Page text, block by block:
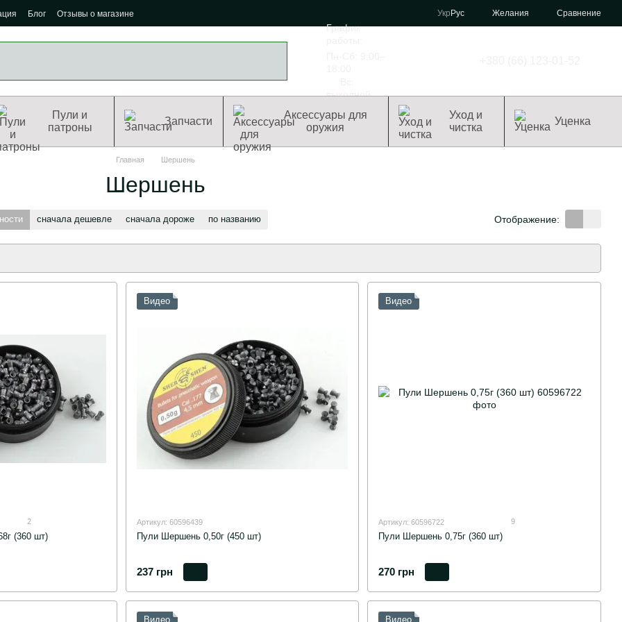
Блог Отзывы о магазине Укр Рус Желания Сравнение
График
выходной
Пули и
патроны
Запчасти
Аксессуары для
оружия
Уход и
чистка
Уценка
Главная Шершень
Шершень
сначала дешевле сначала дороже по названию Отображение:
2
(360 шт)
Видео
Артикул: 60596439
Пули Шершень 0,50г (450 шт)
237 грн
Видео
Артикул: 60596722 9
Пули Шершень 0,75г (360 шт)
270 грн
Видео Видео